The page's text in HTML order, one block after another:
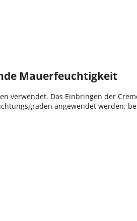
Mauerfeuchtigkeit
verwendet. Das Einbringen der
angewendet werden,